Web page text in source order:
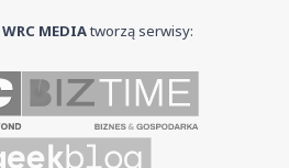
WRC MEDIAtworzą serwisy: